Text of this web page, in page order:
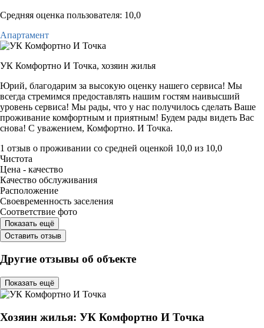
Средняя оценка пользователя: 10,0
Апартамент
УК Комфортно И Точка, хозяин жилья
Юрий, благодарим за высокую оценку нашего сервиса! Мы
всегда стремимся предоставлять нашим гостям наивысший
уровень сервиса! Мы рады, что у нас получилось сделать Ваше
проживание комфортным и приятным! Будем рады видеть Вас
снова! С уважением, Комфортно. И Точка.
1 отзыв о проживании со средней оценкой 10,0 из 10,0
Чистота
Цена - качество
Качество обслуживания
Расположение
Своевременность заселения
Соответствие фото
Показать ещё
Оставить отзыв
Другие отзывы об объекте
Показать ещё
Хозяин жилья: УК Комфортно И Точка